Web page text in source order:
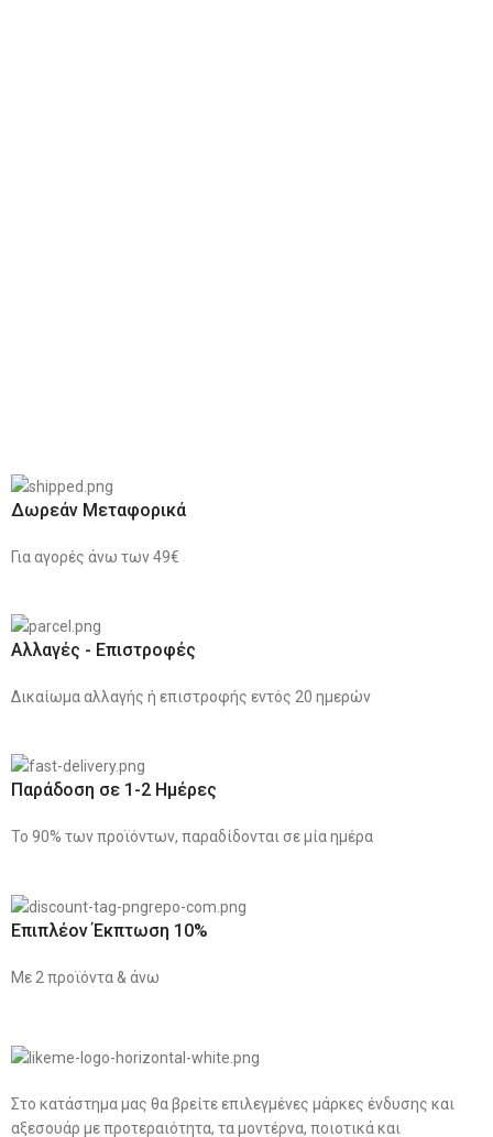
Δωρεάν Μεταφορικά
Για αγορές άνω των 49€
Αλλαγές - Επιστροφές
Δικαίωμα αλλαγής ή επιστροφής εντός 20 ημερών
Παράδοση σε 1-2 Ημέρες
Το 90% των προϊόντων, παραδίδονται σε μία ημέρα
Επιπλέον Έκπτωση 10%
Με 2 προϊόντα & άνω
Στο κατάστημα μας θα βρείτε επιλεγμένες μάρκες ένδυσης και
αξεσουάρ με προτεραιότητα, τα μοντέρνα, ποιοτικά και